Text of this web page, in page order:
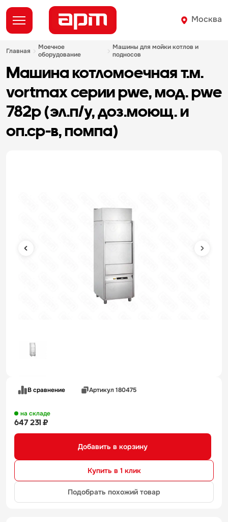
Москва
главная
моечное
оборудование
машины для мойки котлов и
подносов
машина котломоечная т.м.
vortmax серии pwe, мод. pwe
782p (эл.п/у, доз.моющ. и
оп.ср-в, помпа)
В сравнение Артикул 180475
на складе
647 231 ₽
Добавить в корзину
Купить в 1 клик
Подобрать похожий товар